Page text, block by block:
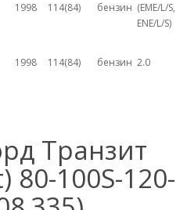
1998 114(84) бензин (EME/L/S,
ENE/L/S)
1998 114(84) бензин 2.0
Транзит
80-100S-120-